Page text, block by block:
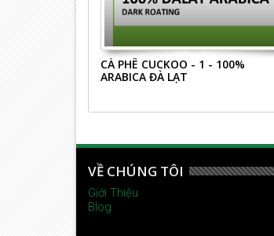
CÀ PHÊ CUCKOO - 1 - 100%
ARABICA ĐÀ LẠT
VỀ CHÚNG TÔI
Giới Thiệu
Blog